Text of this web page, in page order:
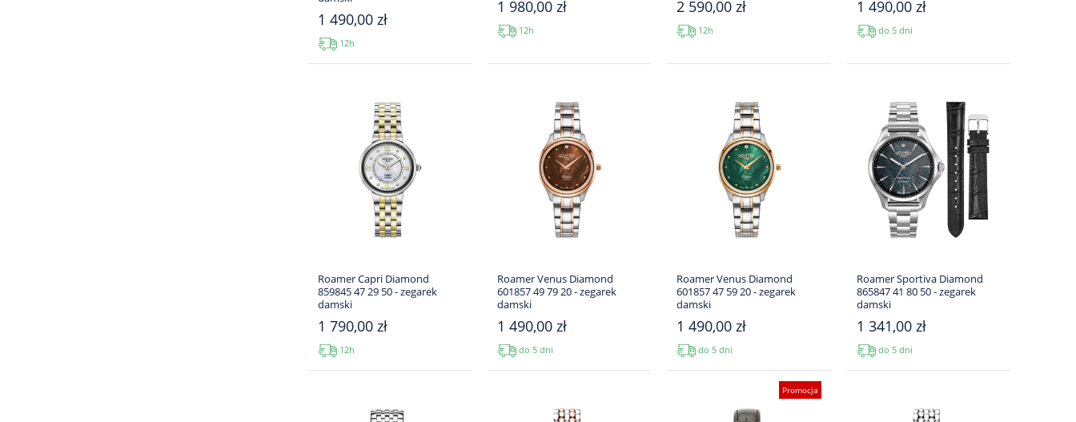
1 490,00 zł
12h
1 980,00 zł
12h
2 590,00 zł
12h
1 490,00 zł
do 5 dni
Roamer Capri Diamond
859845 47 29 50 - zegarek
damski
1 790,00 zł
12h
Roamer Venus Diamond
601857 49 79 20 - zegarek
damski
1 490,00 zł
do 5 dni
Roamer Venus Diamond
601857 47 59 20 - zegarek
damski
1 490,00 zł
do 5 dni
Roamer Sportiva Diamond
865847 41 80 50 - zegarek
damski
1 341,00 zł
do 5 dni
Promocja